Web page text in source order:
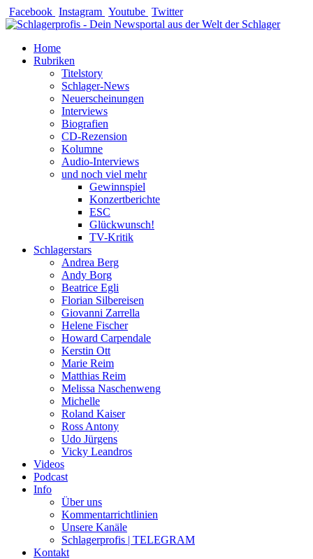
Zum
Inhalt
Facebook Instagram Youtube Twitter
Home
Rubriken
Titelstory
Schlager-News
Neuerscheinungen
Interviews
Biografien
CD-Rezension
Kolumne
Audio-Interviews
und noch viel mehr
Gewinnspiel
Konzertberichte
ESC
Glückwunsch!
TV-Kritik
Schlagerstars
Andrea Berg
Andy Borg
Beatrice Egli
Florian Silbereisen
Giovanni Zarrella
Helene Fischer
Howard Carpendale
Kerstin Ott
Marie Reim
Matthias Reim
Melissa Naschenweng
Michelle
Roland Kaiser
Ross Antony
Udo Jürgens
Vicky Leandros
Videos
Podcast
Info
Über uns
Kommentarrichtlinien
Unsere Kanäle
Schlagerprofis | TELEGRAM
Kontakt